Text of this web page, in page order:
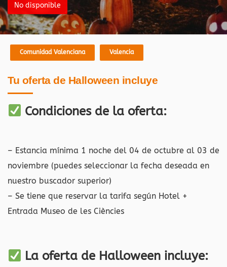
No disponible
Comunidad Valenciana Valencia
Tu oferta de Halloween incluye
Condiciones de la oferta:
– Estancia mínima 1 noche del 04 de octubre al 03 de
noviembre (puedes seleccionar la fecha deseada en
nuestro buscador superior)
– Se tiene que reservar la tarifa según Hotel +
Entrada Museo de les Ciències
La oferta de Halloween incluye: